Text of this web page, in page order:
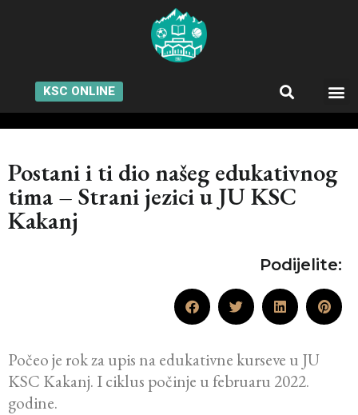
KSC ONLINE
Postani i ti dio našeg edukativnog
tima – Strani jezici u JU KSC
Kakanj
Podijelite:
Počeo je rok za upis na edukativne kurseve u JU
KSC Kakanj. I ciklus počinje u februaru 2022.
godine.